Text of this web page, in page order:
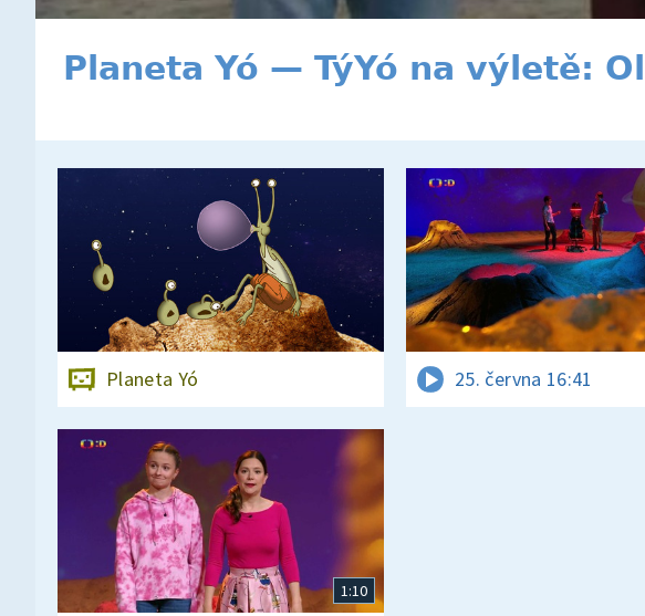
Planeta Yó — TýYó na výletě:
Planeta Yó 25. června 16:41
1:10